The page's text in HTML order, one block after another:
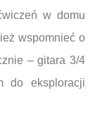
w domu
wspomnieć o
– gitara 3/4
do eksploracji